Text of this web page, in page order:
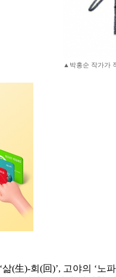
▲박홍순 작가가
삶(生)-회(回)’, 고야의 ‘